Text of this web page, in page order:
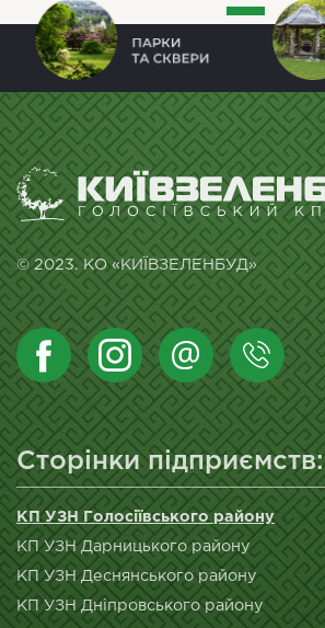
© 2023. КО «КИЇВЗЕЛЕНБУД»
Сторінки підприємств:
КП УЗН Голосіївського району
КП УЗН Дарницького району
КП УЗН Деснянського району
КП УЗН Дніпровського району